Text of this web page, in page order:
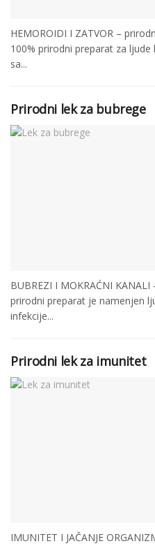
HEMOROIDI I ZATVOR –
100% prirodni preparat za
sa...
Prirodni lek za bubrege
BUBREZI I MOKRAĆNI
prirodni preparat je namenjen
infekcije...
Prirodni lek za imunitet
IMUNITET I JAČANJE